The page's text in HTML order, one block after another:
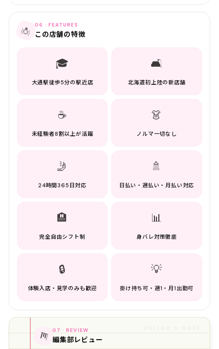
💡 06 · FEATURES
この店舗の特徴
🎓
大通駅徒歩5分の駅近店
🛋️
北海道初上陸の新店舗
☕
未経験者8割以上が活躍
👗
ノルマ一切なし
🤳
24時間365日対応
🚿
日払い・週払い・月払い対応
🏨
完全自由シフト制
📊
身バレ対策徹底
🔒
体験入店・見学のみも歓迎
💡
掛け持ち可・週1・月1出勤可
📊 07 · REVIEW
編集部レビュー